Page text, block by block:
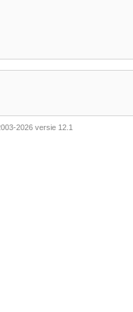
2026 versie 12.1